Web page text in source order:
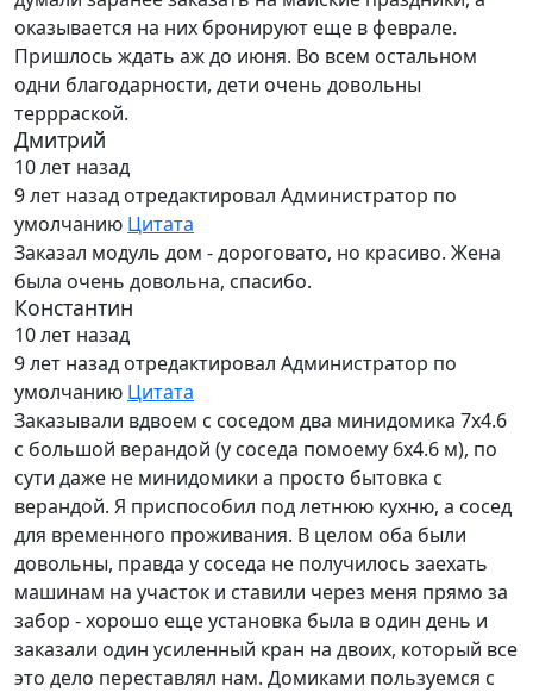
оказывается на них бронируют еще в феврале.
Пришлось ждать аж до июня. Во всем остальном
одни благодарности, дети очень довольны
террраской.
Дмитрий
10 лет назад
9 лет назад отредактировал Администратор по
умолчанию Цитата
Заказал модуль дом - дороговато, но красиво. Жена
была очень довольна, спасибо.
Константин
10 лет назад
9 лет назад отредактировал Администратор по
умолчанию Цитата
Заказывали вдвоем с соседом два минидомика 7х4.6
с большой верандой (у соседа помоему 6х4.6 м), по
сути даже не минидомики а просто бытовка с
верандой. Я приспособил под летнюю кухню, а сосед
для временного проживания. В целом оба были
довольны, правда у соседа не получилось заехать
машинам на участок и ставили через меня прямо за
забор - хорошо еще установка была в один день и
заказали один усиленный кран на двоих, который все
это дело переставлял нам. Домиками пользуемся с